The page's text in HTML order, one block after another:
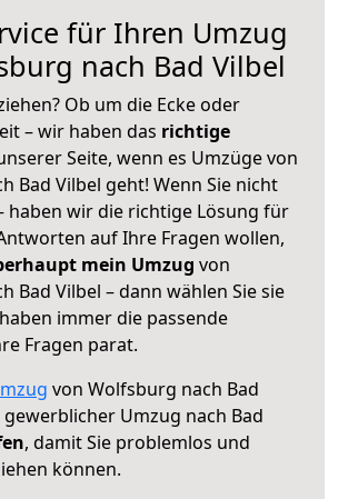
für Ihren Umzug
nach Bad Vilbel
Ob um die Ecke oder
– wir haben das richtige
Seite, wenn es Umzüge von
Bad Vilbel geht! Wenn Sie nicht
haben wir die richtige Lösung für
auf Ihre Fragen wollen,
mein Umzug von
Bad Vilbel – dann wählen Sie sie
immer die passende
Fragen parat.
von Wolfsburg nach Bad
Umzug nach Bad
, damit Sie problemlos und
können.